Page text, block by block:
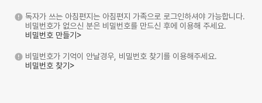
독자가 쓰는 아침편지는 아침편지 가족으로 로그인하셔야 가능합니다.
비밀번호가 없으신 분은 비밀번호를 만드신 후에 이용해 주세요.
비밀번호 만들기>
비밀번호가 기억이 안날경우, 비밀번호 찾기를 이용해주세요.
비밀번호 찾기>